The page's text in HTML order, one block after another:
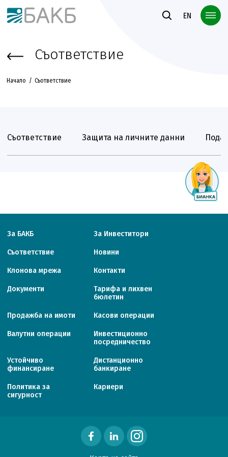
Към основното съдържание
EN
Съответствие
Начало Съответствие
Съответствие Защита на личните данни
За БАКБ За Инвеститори
Съответствие Новини
Клонова мрежа Контакти
Документи
Тарифa и лихвен
бюлетин
Продажба на имоти Касови операции
Валутни операции
Инвестиционно
посредничество
Устойчиво
финансиране
Дистанционно
банкиране
Политика за
сигурност
Кариери